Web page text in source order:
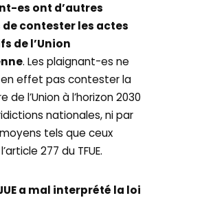
es ont d’autres
contester les actes
de l’Union
. Les plaignant-es ne
effet pas contester la
de l’Union à l’horizon 2030
nationales, ni par
tels que ceux
277 du TFUE.
a mal interprété la loi